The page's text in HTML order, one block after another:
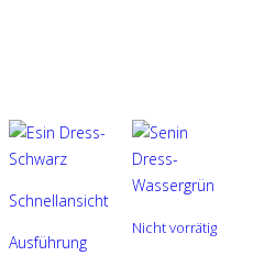
Schnellansicht
Ausführung
Nicht vorrätig